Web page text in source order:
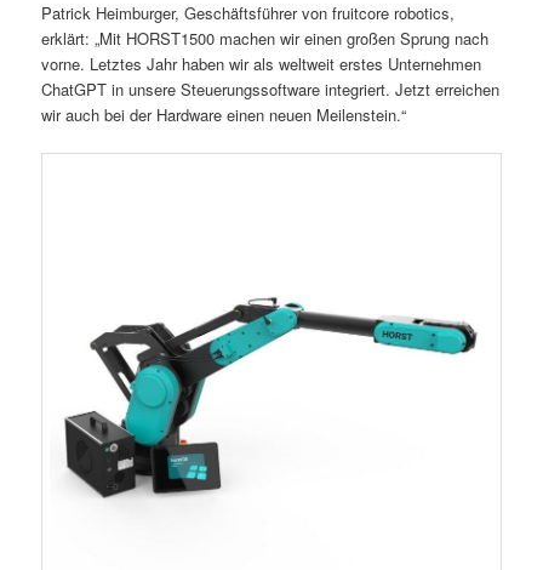
Patrick Heimburger, Geschäftsführer von fruitcore robotics,
erklärt: „Mit HORST1500 machen wir einen großen Sprung nach
vorne. Letztes Jahr haben wir als weltweit erstes Unternehmen
ChatGPT in unsere Steuerungssoftware integriert. Jetzt erreichen
wir auch bei der Hardware einen neuen Meilenstein.“